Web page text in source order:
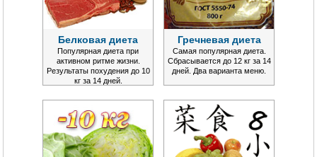
Белковая диета
Популярная диета при
активном ритме жизни.
Результаты похудения до 10
кг за 14 дней.
Гречневая диета
Самая популярная диета.
Сбрасывается до 12 кг за 14
дней. Два варианта меню.